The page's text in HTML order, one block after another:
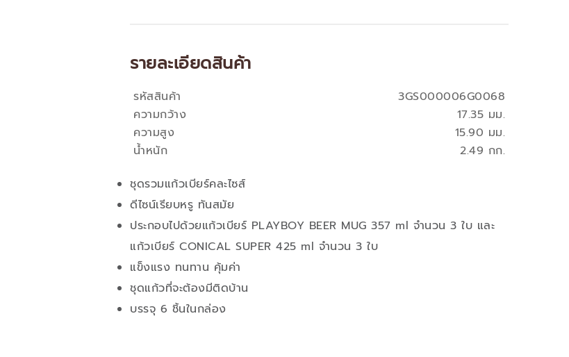
ชุดรวมแก้วเบียร์คละไซส์
ดีไซน์เรียบหรู ทันสมัย
ประกอบไปด้วยแก้วเบียร์ PLAYBOY BEER MUG 357 ml จำนวน 3 ใบ และ
แก้วเบียร์ CONICAL SUPER 425 ml จำนวน 3 ใบ
แข็งแรง ทนทาน คุ้มค่า
ชุดแก้วที่จะต้องมีติดบ้าน
บรรจุ 6 ชิ้นในกล่อง
รายละเอียดสินค้า
คุณสมบัติ
ความสูง 15.90 มม.
รหัสสินค้า 3GS000006G0068
น้ำหนัก 2.49 กก.
ความกว้าง 17.35 มม.